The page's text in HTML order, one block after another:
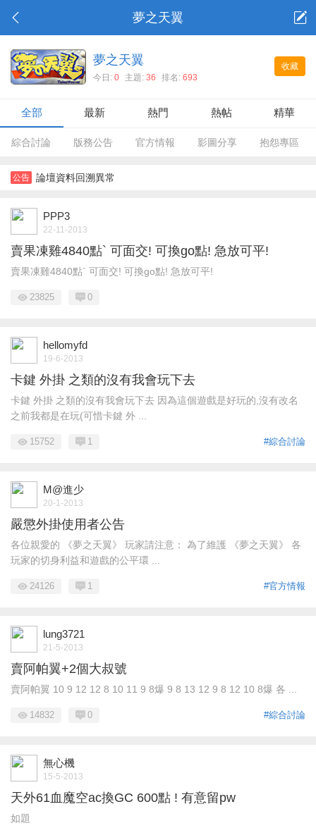
夢之天翼
收藏
夢之天翼
今日:0 主題:36 排名:693
全部 最新 熱門 熱帖 精華
綜合討論 版務公告 官方情報 影圖分享 抱怨專區
公告 論壇資料回溯異常
PPP3
22-11-2013
賣果凍雞4840點` 可面交! 可換go點! 急放可平!
賣果凍雞4840點` 可面交! 可換go點! 急放可平!
23825 0
hellomyfd
19-6-2013
卡鍵 外掛 之類的沒有我會玩下去
卡鍵 外掛 之類的沒有我會玩下去 因為這個遊戲是好玩的,沒有改名
之前我都是在玩(可惜卡鍵 外 ...
#綜合討論
15752 1
M@進少
20-1-2013
嚴懲外掛使用者公告
各位親愛的 《夢之天翼》 玩家請注意： 為了維護 《夢之天翼》 各
玩家的切身利益和遊戲的公平環 ...
#官方情報
24126 1
lung3721
21-5-2013
賣阿帕翼+2個大叔號
賣阿帕翼 10 9 12 12 8 10 11 9 8爆 9 8 13 12 9 8 12 10 8爆 各 ...
#綜合討論
14832 0
無心機
15-5-2013
天外61血魔空ac換GC 600點 ! 有意留pw
如題